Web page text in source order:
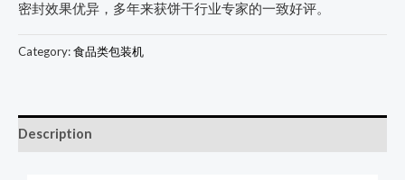
密封效果优异，多年来获饼干行业专家的一致好评。
Category:食品类包装机
Description